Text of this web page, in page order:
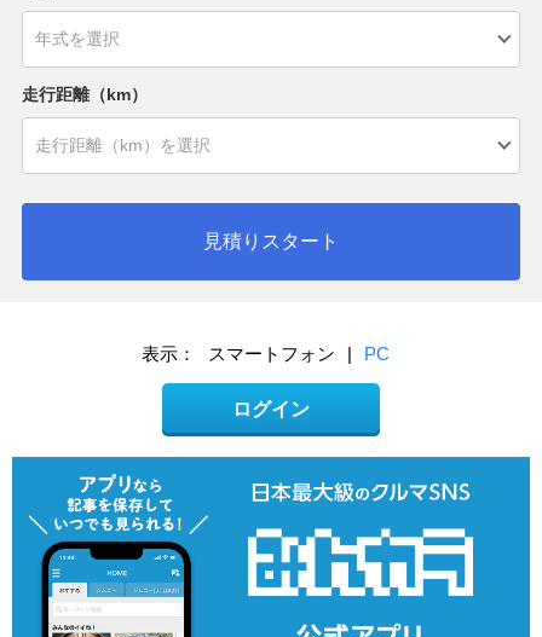
走行距離（km）
見積りスタート
表示： スマートフォン | PC
ログイン